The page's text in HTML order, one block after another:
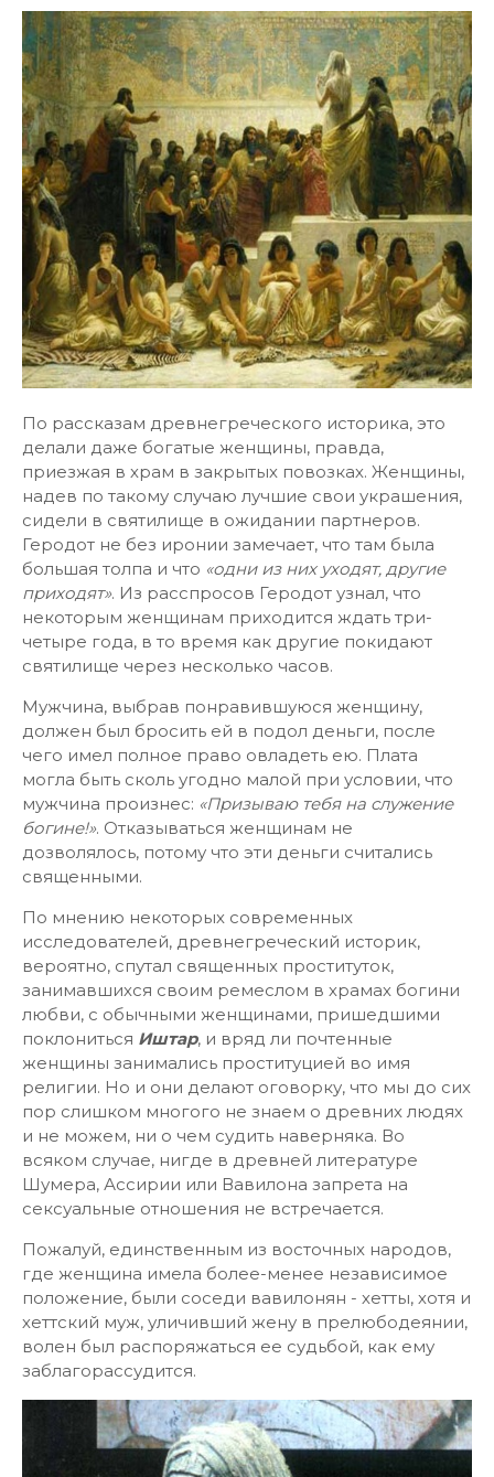
По рассказам древнегреческого историка, это
делали даже богатые женщины, правда,
приезжая в храм в закрытых повозках. Женщины,
надев по такому случаю лучшие свои украшения,
сидели в святилище в ожидании партнеров.
Геродот не без иронии замечает, что там была
большая толпа и что «одни из них уходят, другие
приходят». Из расспросов Геродот узнал, что
некоторым женщинам приходится ждать три-
четыре года, в то время как другие покидают
святилище через несколько часов.
Мужчина, выбрав понравившуюся женщину,
должен был бросить ей в подол деньги, после
чего имел полное право овладеть ею. Плата
могла быть сколь угодно малой при условии, что
мужчина произнес: «Призываю тебя на служение
богине!». Отказываться женщинам не
дозволялось, потому что эти деньги считались
священными.
По мнению некоторых современных
исследователей, древнегреческий историк,
вероятно, спутал священных проституток,
занимавшихся своим ремеслом в храмах богини
любви, с обычными женщинами, пришедшими
поклониться Иштар, и вряд ли почтенные
женщины занимались проституцией во имя
религии. Но и они делают оговорку, что мы до сих
пор слишком многого не знаем о древних людях
и не можем, ни о чем судить наверняка. Во
всяком случае, нигде в древней литературе
Шумера, Ассирии или Вавилона запрета на
сексуальные отношения не встречается.
Пожалуй, единственным из восточных народов,
где женщина имела более-менее независимое
положение, были соседи вавилонян - хетты, хотя и
хеттский муж, уличивший жену в прелюбодеянии,
волен был распоряжаться ее судьбой, как ему
заблагорассудится.